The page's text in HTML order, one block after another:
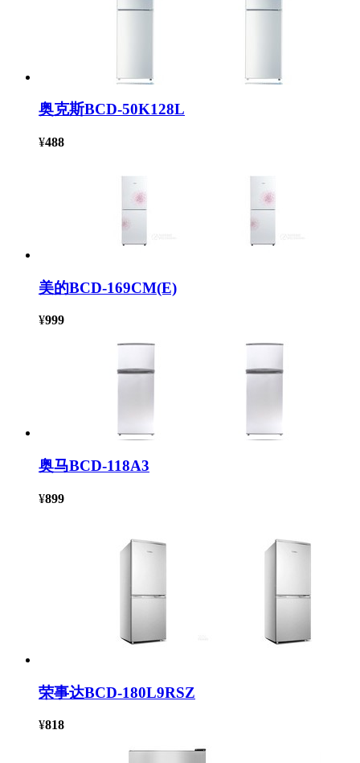
奥克斯BCD-50K128L
¥488
美的BCD-169CM(E)
¥999
奥马BCD-118A3
¥899
荣事达BCD-180L9RSZ
¥818